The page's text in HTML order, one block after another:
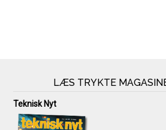
LÆS TRYKTE
Teknisk Nyt